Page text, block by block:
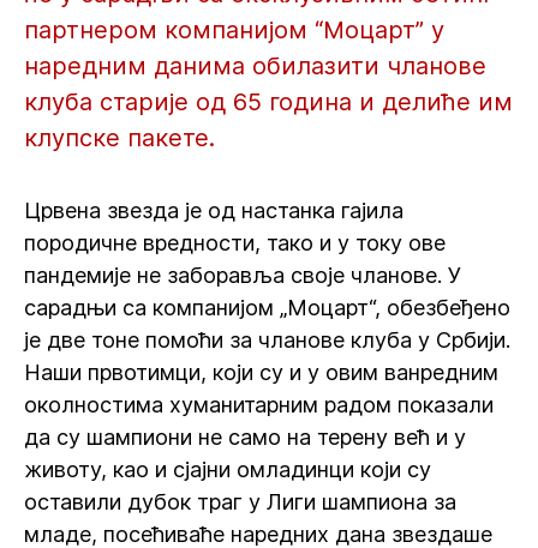
партнером компанијом “Моцарт” у
наредним данима обилазити чланове
клуба старије од 65 година и делиће им
клупске пакете.
Црвена звезда је од настанка гајила
породичне вредности, тако и у току ове
пандемије не заборавља своје чланове. У
сарадњи са компанијом „Моцарт“, обезбеђено
је две тоне помоћи за чланове клуба у Србији.
Наши првотимци, који су и у овим ванредним
околностима хуманитарним радом показали
да су шампиони не само на терену већ и у
животу, као и сјајни омладинци који су
оставили дубок траг у Лиги шампиона за
младе, посећиваће наредних дана звездаше